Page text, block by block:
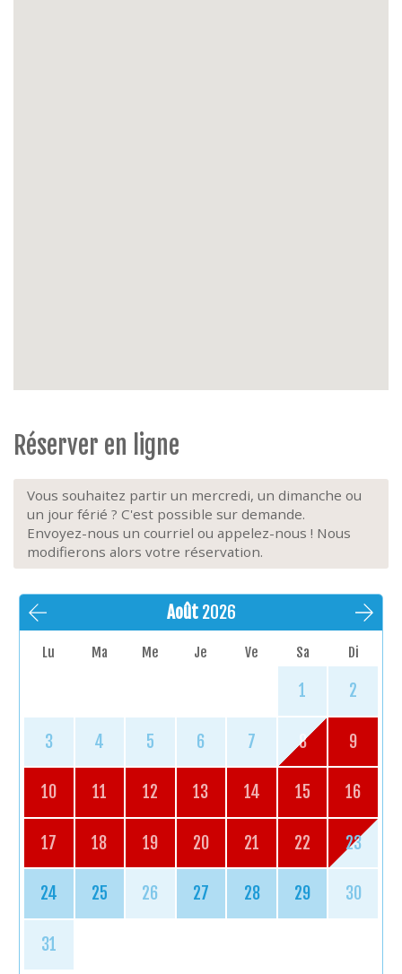
Réserver en ligne
Vous souhaitez partir un mercredi, un dimanche ou
un jour férié ? C'est possible sur demande.
Envoyez-nous un courriel ou appelez-nous ! Nous
modifierons alors votre réservation.
Août 2026
Lu Ma Me Je Ve Sa Di
1 2
3 4 5 6 7 8 9
10 11 12 13 14 15 16
17 18 19 20 21 22 23
24 25 26 27 28 29 30
31